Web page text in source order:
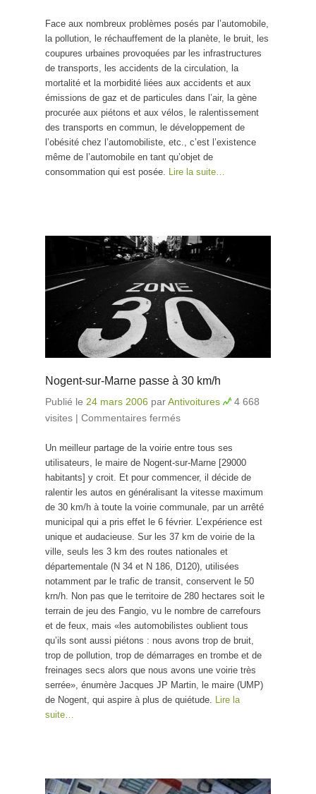
Face aux nombreux problèmes posés par l’automobile,
la pollution, le réchauffement de la planète, le bruit, les
coupures urbaines provoquées par les infrastructures
de transports, les accidents de la circulation, la
mortalité et la morbidité liées aux accidents et aux
émissions de gaz et de particules dans l’air, la gène
procurée aux piétons et aux vélos, le ralentissement
des transports en commun, le développement de
l’obésité chez l’automobiliste, etc., c’est l’existence
même de l’automobile en tant qu’objet de
consommation qui est posée. Lire la suite…
Nogent-sur-Marne passe à 30 km/h
Publié le 24 mars 2006 parAntivoitures
4 668
visites | Commentaires fermés
Un meilleur partage de la voirie entre tous ses
utilisateurs, le maire de Nogent-sur-Marne [29000
habitants] y croit. Et pour commencer, il décide de
ralentir les autos en généralisant la vitesse maximum
de 30 km/h à toute la voirie communale, par un arrêté
municipal qui a pris effet le 6 février. L’expérience est
unique et audacieuse. Sur les 37 km de voirie de la
ville, seuls les 3 km des routes nationales et
départementale (N 34 et N 186, D120), utilisées
notamment par le trafic de transit, conservent le 50
krn/h. Non pas que le territoire de 280 hectares soit le
terrain de jeu des Fangio, vu le nombre de carrefours
et de feux, mais «les automobilistes oublient tous
qu’ils sont aussi piétons : nous avons trop de bruit,
trop de pollution, trop de démarrages en trombe et de
freinages secs alors que nous avons une voirie très
serrée», énumère Jacques JP Martin, le maire (UMP)
de Nogent, qui aspire à plus de quiétude. Lire la
suite…